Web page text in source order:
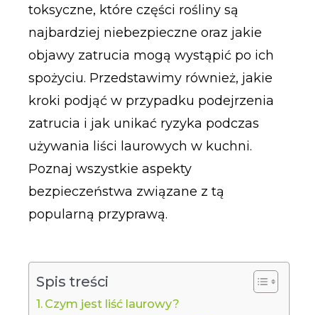
toksyczne, które części rośliny są
najbardziej niebezpieczne oraz jakie
objawy zatrucia mogą wystąpić po ich
spożyciu. Przedstawimy również, jakie
kroki podjąć w przypadku podejrzenia
zatrucia i jak unikać ryzyka podczas
używania liści laurowych w kuchni.
Poznaj wszystkie aspekty
bezpieczeństwa związane z tą
popularną przyprawą.
Spis treści
Czym jest liść laurowy?